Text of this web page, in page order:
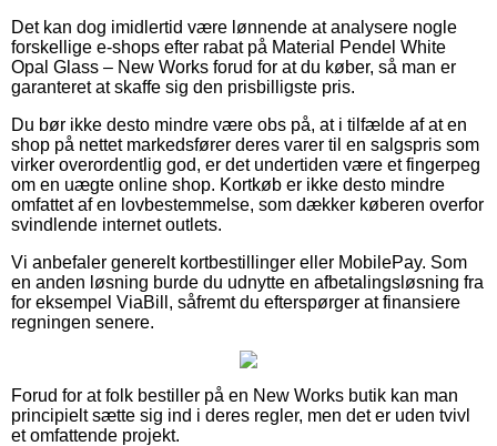
Det kan dog imidlertid være lønnende at analysere nogle
forskellige e-shops efter rabat på Material Pendel White
Opal Glass – New Works forud for at du køber, så man er
garanteret at skaffe sig den prisbilligste pris.
Du bør ikke desto mindre være obs på, at i tilfælde af at en
shop på nettet markedsfører deres varer til en salgspris som
virker overordentlig god, er det undertiden være et fingerpeg
om en uægte online shop. Kortkøb er ikke desto mindre
omfattet af en lovbestemmelse, som dækker køberen overfor
svindlende internet outlets.
Vi anbefaler generelt kortbestillinger eller MobilePay. Som
en anden løsning burde du udnytte en afbetalingsløsning fra
for eksempel ViaBill, såfremt du efterspørger at finansiere
regningen senere.
Forud for at folk bestiller på en New Works butik kan man
principielt sætte sig ind i deres regler, men det er uden tvivl
et omfattende projekt.